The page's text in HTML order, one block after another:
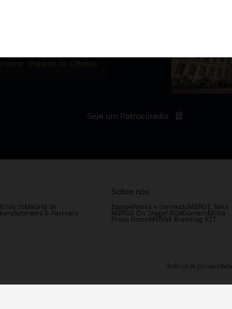
dias no Palácio de
o setor.
· Palacio de Cibeles
Seja um Patrocinador
'25Madrid '24
Sponsors & Partners
Sobre nós
EquipeTemas e conteúdoMERGE Talks
MERGE On StageFAQsContatoMídia
Press Room MERGE Branding KIT
Política de privacidade